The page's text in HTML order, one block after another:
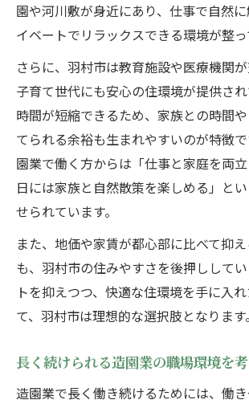
園や河川敷が身近にあり、仕事で自然
イベートでリラックスできる環境が整っ
さらに、羽村市は教育施設や医療機関が
子育て世代にも安心の住環境が提供さ
時間が短縮できるため、家族との時間
てられる余裕も生まれやすいのが特徴
園業で働く方からは「仕事と家庭を両
日には家族と自然散策を楽しめる」と
せられています。
また、地価や家賃が都心部に比べて抑
も、羽村市の住みやすさを後押しして
トを抑えつつ、快適な住環境を手に入
て、羽村市は理想的な選択肢となります。
長く続けられる造園業の職場環境を
造園業で長く働き続けるためには、働